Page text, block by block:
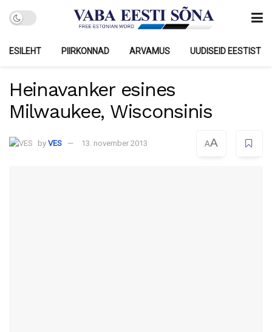
ESILEHT PIIRKONNAD ARVAMUS UUDISEID EESTIST
Heinavanker esines
Milwaukee, Wisconsinis
by VES 13. november 2013 AA